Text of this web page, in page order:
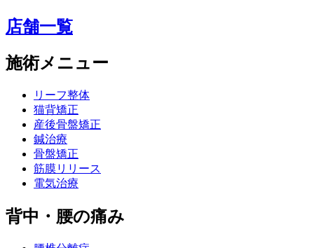
店舗一覧
施術メニュー
リーフ整体
猫背矯正
産後骨盤矯正
鍼治療
骨盤矯正
筋膜リリース
電気治療
背中・腰の痛み